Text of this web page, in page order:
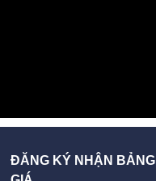
ĐĂNG KÝ NHẬN BẢNG